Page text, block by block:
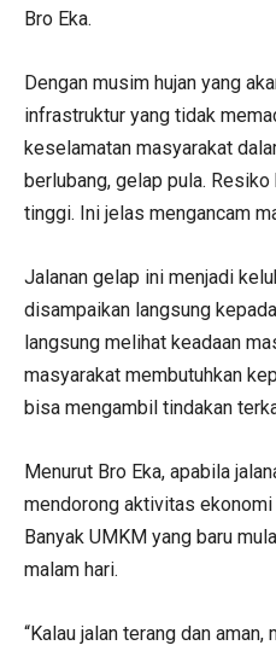
Bro Eka.
Dengan musim hujan yang
infrastruktur yang tidak
keselamatan masyarakat
berlubang, gelap pula.
tinggi. Ini jelas mengancam
Jalanan gelap ini menjadi
disampaikan langsung
langsung melihat keadaan
masyarakat membutuhkan
bisa mengambil tindakan
Menurut Bro Eka, apabila
mendorong aktivitas
Banyak UMKM yang baru
malam hari.
“Kalau jalan terang dan